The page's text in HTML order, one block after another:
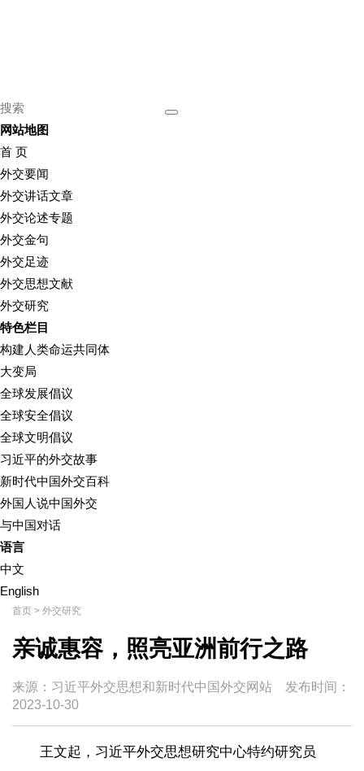
网站地图
首 页
外交要闻
外交讲话文章
外交论述专题
外交金句
外交足迹
外交思想文献
外交研究
特色栏目
构建人类命运共同体
大变局
全球发展倡议
全球安全倡议
全球文明倡议
习近平的外交故事
新时代中国外交百科
外国人说中国外交
与中国对话
语言
中文
English
首页 > 外交研究
亲诚惠容，照亮亚洲前行之路
来源：习近平外交思想和新时代中国外交网站 发布时间：
2023-10-30
王文起，习近平外交思想研究中心特约研究员